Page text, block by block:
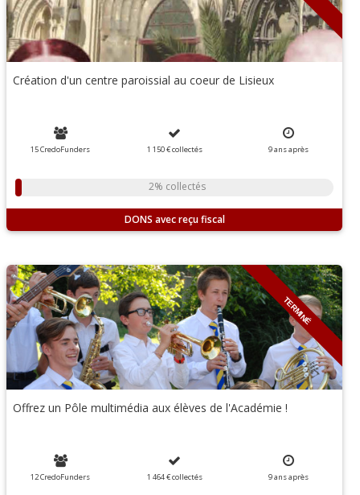
Création d'un centre paroissial au coeur de Lisieux
15 CredoFunders 1 150 €collectés 9ansaprès
2% collectés
DONS
TERMINÉ
Offrez un Pôle multimédia aux élèves de l'Académie !
12 CredoFunders 1 464 €collectés 9ansaprès